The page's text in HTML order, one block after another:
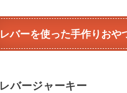
レバーを使った手作りおや
レバージャーキー